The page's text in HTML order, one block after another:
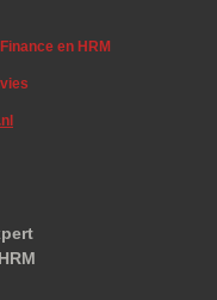
en HRM